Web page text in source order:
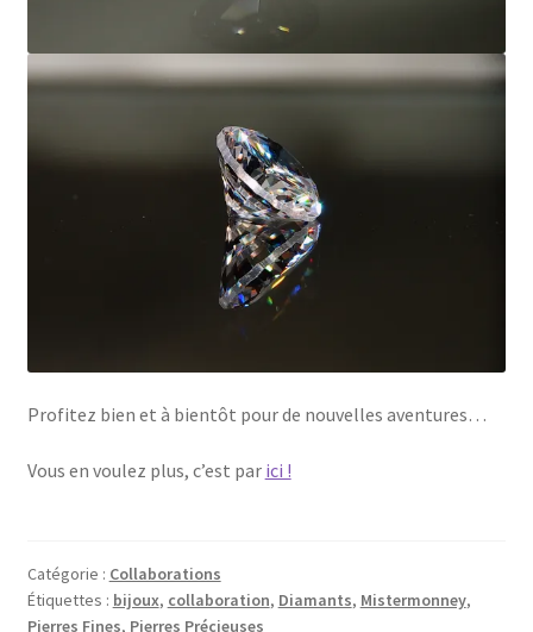
Profitez bien et à bientôt pour de nouvelles aventures…
Vous en voulez plus, c’est par ici !
Catégorie : Collaborations
Étiquettes : bijoux, collaboration, Diamants, Mistermonney,
Pierres Fines, Pierres Précieuses